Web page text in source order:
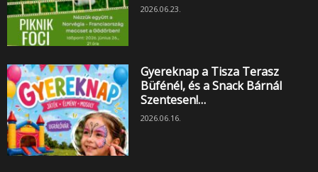
2026.06.23.
Gyereknap a Tisza Terasz
Büfénél, és a Snack Bárnál
Szentesen!…
2026.06.16.